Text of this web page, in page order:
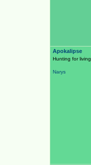
Apokalipse
Hunting for living
Narys